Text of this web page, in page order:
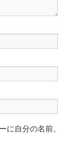
に自分の名前、